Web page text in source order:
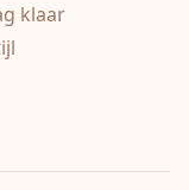
klaar